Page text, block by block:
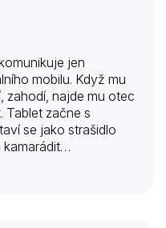
jen
mobilu. Když mu
zahodí, najde mu otec
Tablet začne s
se jako strašidlo
kamarádit…